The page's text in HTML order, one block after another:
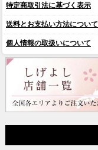
特定商取引法に基づく表示
送料とお支払い方法について
個人情報の取扱いについて